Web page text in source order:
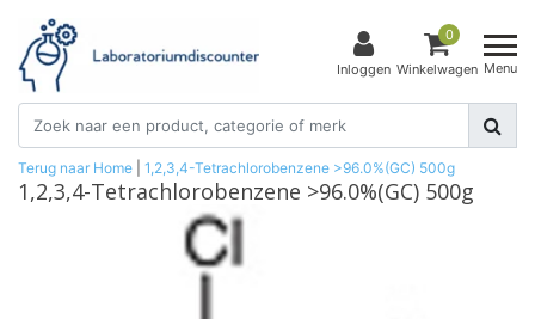
Inloggen
0
Winkelwagen Menu
Terug naar Home 1,2,3,4-Tetrachlorobenzene >96.0%(GC) 500g
1,2,3,4-Tetrachlorobenzene >96.0%(GC) 500g